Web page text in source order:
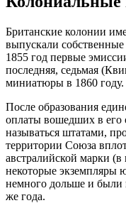
Британские колонии
выпускали
1855 год первые
последняя, седьмая
миниатюры в 1860 году.
После образования
оплаты вошедших в его
называться штатами,
территории Союза
австралийской марки
некоторые экземпляры
немного дольше и были
же года.